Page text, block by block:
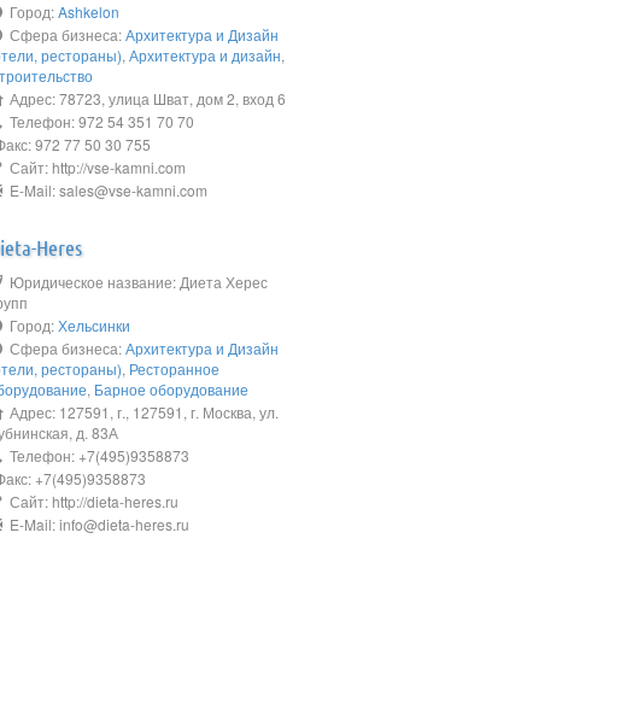
Город:Ashkelon
Сфера бизнеса:Архитектура и Дизайн
рестораны),Архитектура и дизайн,
Адрес: 78723, улица Шват, дом 2, вход 6
Телефон: 972 54 351 70 70
972 77 50 30 755
Сайт: http://vse-kamni.com
E-Mail: sales@vse-kamni.com
Heres
Юридическое название: Диета Херес
Город:Хельсинки
Сфера бизнеса:Архитектура и Дизайн
рестораны), Ресторанное
, Барное оборудование
Адрес: 127591, г., 127591, г. Москва, ул.
д. 83А
Телефон: +7(495)9358873
+7(495)9358873
Сайт: http://dieta-heres.ru
E-Mail: info@dieta-heres.ru